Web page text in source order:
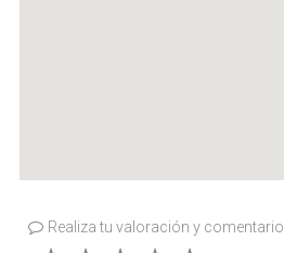
Realiza tu valoración y comentario